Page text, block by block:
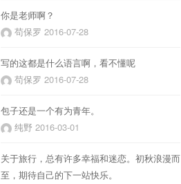
你是老师啊？
苟保罗 2016-07-28
写的这都是什么语言啊，看不懂呢
苟保罗 2016-07-28
包子还是一个有为青年。
纯野 2016-03-01
关于旅行，总有许多幸福和迷恋。初秋浪漫而
至，期待自己的下一站快乐。